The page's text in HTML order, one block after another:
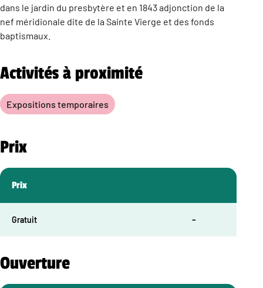
dans le jardin du presbytère et en 1843 adjonction de la
nef méridionale dite de la Sainte Vierge et des fonds
baptismaux.
Activités à proximité
Expositions temporaires
Prix
Prix
Gratuit –
Ouverture